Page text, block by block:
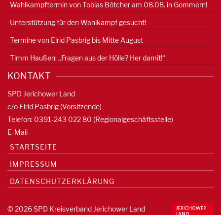
Wahlkampftermin von Tobias Bötcher am 08.08. in Gommern!
Unterstützung für den Wahlkampf gesucht!
Termine von Elrid Pasbrig bis Mitte August
Timm Haußen: „Fragen aus der Hölle? Her damit!“
KONTAKT
SPD Jerichower Land
c/o Elrid Pasbrig (Vorsitzende)
Telefon: 0391-243 022 80 (Regionalgeschäftsstelle)
E-Mail
STARTSEITE
IMPRESSUM
DATENSCHUTZERKLÄRUNG
© 2026 SPD Kreisverband Jerichower Land